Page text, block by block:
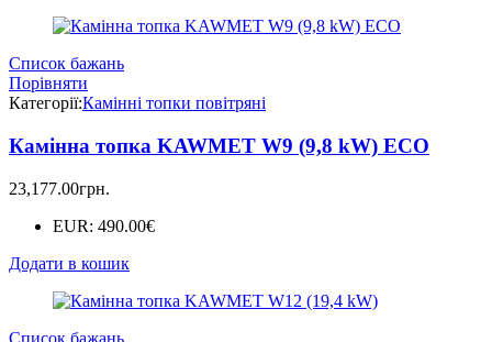
Список бажань
Порівняти
Категорії:Камінні топки повітряні
Камінна топка KAWMET W9 (9,8 kW) ECO
23,177.00грн.
EUR: 490.00€
Додати в кошик
Список бажань